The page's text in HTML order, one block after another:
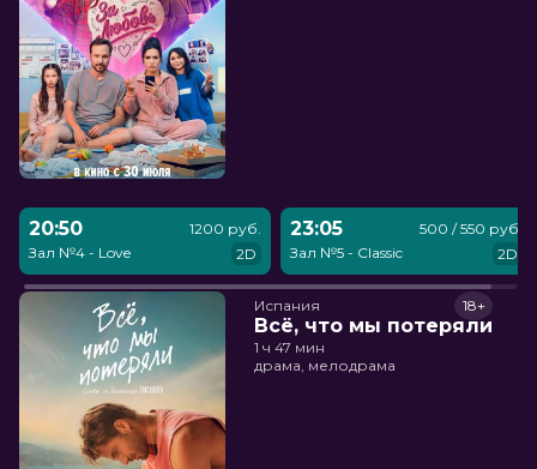
20:50
Зал №4 - Love
1200 руб.
2D
23:05
Зал №5 - Classic
500 / 550 руб.
2D
Испания
Всё, что мы потеряли
18+
1 ч 47 мин
драма, мелодрама